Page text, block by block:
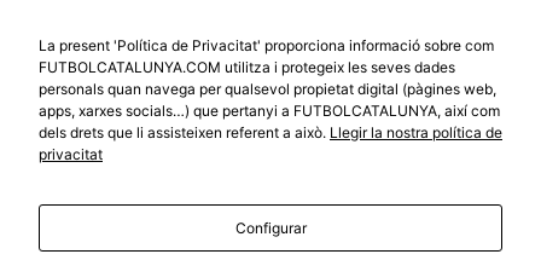
Temes Federatius
Futbol Catalunya
Promocions
Sortejos
Participació
Especials
Copa Catalunya Absoluta 2019
Copa del Rei 2019 - 2020
© 2010 - 2026FutbolCatalunya.com
La present 'Política de Privacitat' proporciona informació sobre com
FUTBOLCATALUNYA.COM utilitza i protegeix les seves dades
personals quan navega per qualsevol propietat digital (pàgines web,
apps, xarxes socials…) que pertanyi a FUTBOLCATALUNYA, així com
dels drets que li assisteixen referent a això. Llegir la nostra política de
privacitat
Configurar